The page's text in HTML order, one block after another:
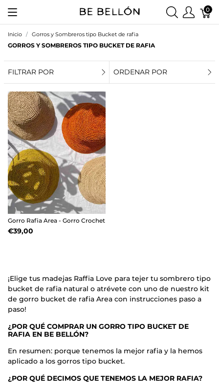
0
Inicio Gorros y Sombreros tipo Bucket de rafia
GORROS Y SOMBREROS TIPO BUCKET DE RAFIA
FILTRAR POR ORDENAR POR
Gorro Rafia Area - Gorro Crochet
€39,00
¡Elige tus madejas Raffia Love para tejer tu sombrero tipo
bucket de rafia natural o atrévete con uno de nuestro kit
de gorro bucket de rafia Area con instrucciones paso a
paso!
¿POR QUÉ COMPRAR UN GORRO TIPO BUCKET DE
RAFIA EN BE BELLÓN?
En resumen: porque tenemos la mejor rafia y la hemos
aplicado a los gorros tipo bucket.
¿POR QUÉ DECIMOS QUE TENEMOS LA MEJOR RAFIA?